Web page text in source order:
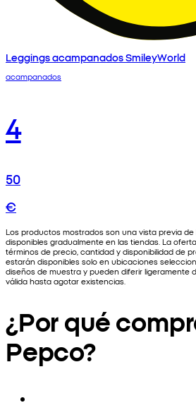
Leggings acampanados SmileyWorld
acampanados
4
50
€
Los productos mostrados son una vista previa
disponibles gradualmente en las tiendas. La
términos de precio, cantidad y disponibilidad de
estarán disponibles solo en ubicaciones
diseños de muestra y pueden diferir ligeramente
válida hasta agotar existencias.
¿Por qué
Pepco?